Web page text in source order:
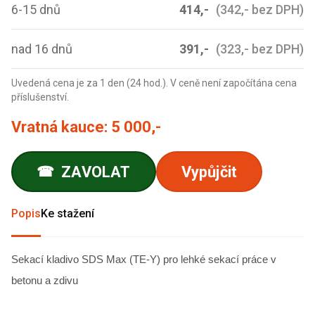
6-15 dnů 414,- (342,- bez DPH)
nad 16 dnů 391,- (323,- bez DPH)
Uvedená cena je za 1 den (24 hod.). V ceně není započítána cena
příslušenství.
Vratná kauce: 5 000,-
☎ ZAVOLAT Vypůjčit
PopisKe stažení
Sekací kladivo SDS Max (TE-Y) pro lehké sekací práce v
betonu a zdivu